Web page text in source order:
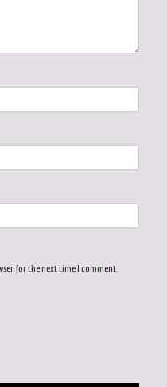
for the next time I comment.